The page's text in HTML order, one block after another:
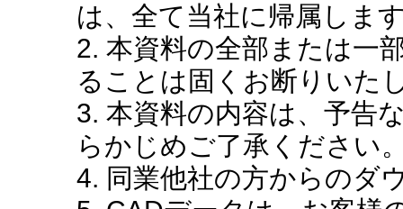
は、全て当社に帰属しま
2. 本資料の全部または一
ることは固くお断りいた
3. 本資料の内容は、予告
らかじめご了承ください
4. 同業他社の方からのダ